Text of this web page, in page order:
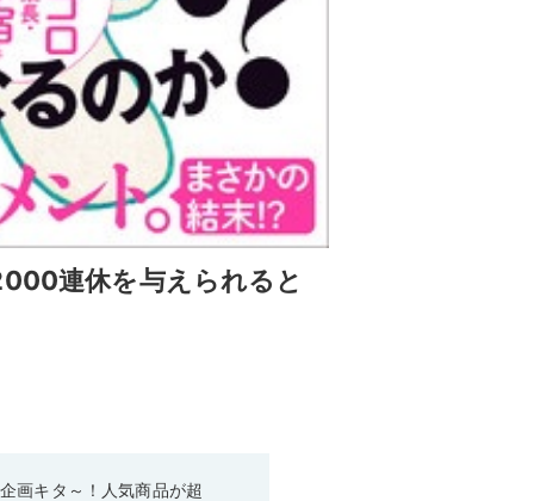
連休を与えられると
画キタ～！人気商品が超